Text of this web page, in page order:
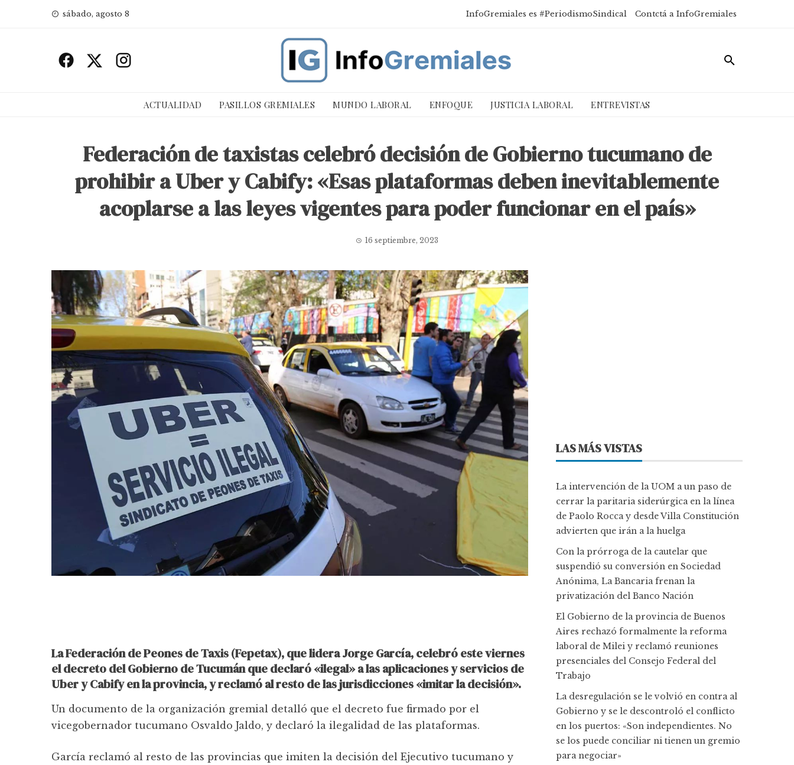
sábado, agosto 8 InfoGremiales es #PeriodismoSindical Contctá a InfoGremiales
ACTUALIDAD PASILLOS GREMIALES MUNDO LABORAL ENFOQUE JUSTICIA LABORAL ENTREVISTAS
Federación de taxistas celebró decisión de Gobierno tucumano de
prohibir a Uber y Cabify: «Esas plataformas deben inevitablemente
acoplarse a las leyes vigentes para poder funcionar en el país»
16 septiembre, 2023
La Federación de Peones de Taxis (Fepetax), que lidera Jorge García, celebró este viernes
el decreto del Gobierno de Tucumán que declaró «ilegal» a las aplicaciones y servicios de
Uber y Cabify en la provincia, y reclamó al resto de las jurisdicciones «imitar la decisión».
Un documento de la organización gremial detalló que el decreto fue firmado por el
vicegobernador tucumano Osvaldo Jaldo, y declaró la ilegalidad de las plataformas.
García reclamó al resto de las provincias que imiten la decisión del Ejecutivo tucumano y
LAS MÁS VISTAS
La intervención de la UOM a un paso de
cerrar la paritaria siderúrgica en la línea
de Paolo Rocca y desde Villa Constitución
advierten que irán a la huelga
Con la prórroga de la cautelar que
suspendió su conversión en Sociedad
Anónima, La Bancaria frenan la
privatización del Banco Nación
El Gobierno de la provincia de Buenos
Aires rechazó formalmente la reforma
laboral de Milei y reclamó reuniones
presenciales del Consejo Federal del
Trabajo
La desregulación se le volvió en contra al
Gobierno y se le descontroló el conflicto
en los puertos: «Son independientes. No
se los puede conciliar ni tienen un gremio
para negociar»